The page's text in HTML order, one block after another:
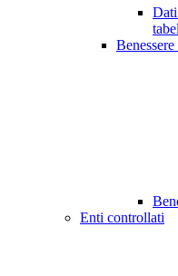
Enti controllati